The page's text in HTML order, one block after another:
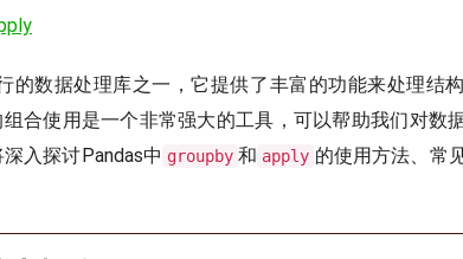
的数据处理库之一，它提供了丰富的功能来处理结
合使用是一个非常强大的工具，可以帮助我们对数
入探讨Pandas中 groupby 和 apply 的使用方法、常